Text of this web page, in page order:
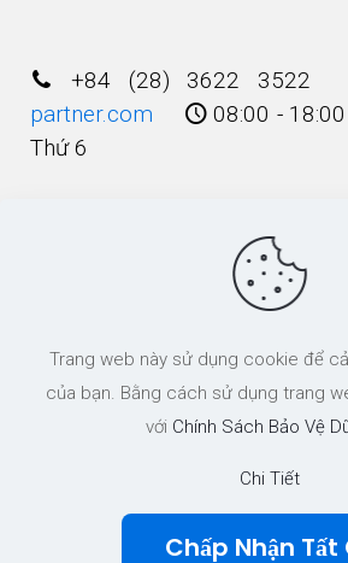
+84 (28) 3622 3522
partner.com
08:00 -
Thứ 6
© 2003 - 2025 Bản quyền
Luật TNHH Phước và Các
Trang web này sử dụng cookie để
của bạn. Bằng cách sử dụng trang
với Chính Sách Bảo Vệ
Chi Tiết
Chấp Nhận Tất